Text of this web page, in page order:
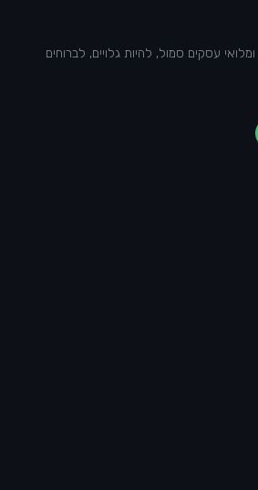
עסקים סמול, להיות גלויים, לברוחים